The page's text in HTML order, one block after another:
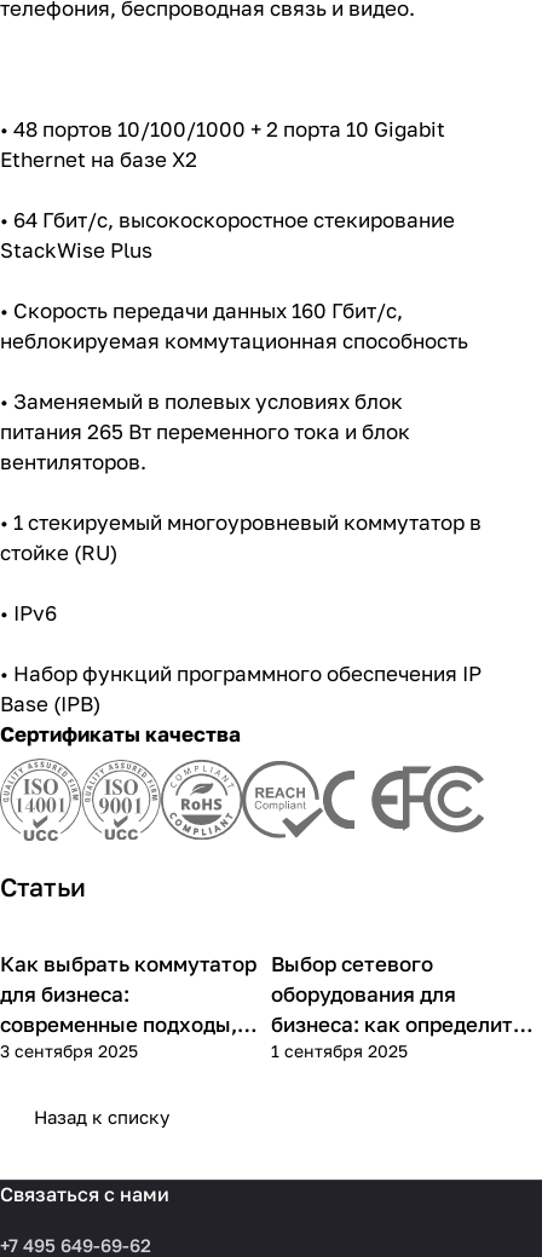
телефония, беспроводная связь и видео.
• 48 портов 10/100/1000 + 2 порта 10 Gigabit
Ethernet на базе X2
• 64 Гбит/с, высокоскоростное стекирование
StackWise Plus
• Скорость передачи данных 160 Гбит/с,
неблокируемая коммутационная способность
• Заменяемый в полевых условиях блок
питания 265 Вт переменного тока и блок
вентиляторов.
• 1 стекируемый многоуровневый коммутатор в
стойке (RU)
• IPv6
• Набор функций программного обеспечения IP
Base (IPB)
Сертификаты качества
Статьи
Советы покупателям
Как выбрать коммутатор
для бизнеса:
современные подходы,
практика применения и
3 сентября 2025
Советы покупателям
Выбор сетевого
оборудования для
бизнеса: как определить
потребности компании и
1 сентября 2025
Назад к списку
Связаться с нами
+7 495 649-69-62